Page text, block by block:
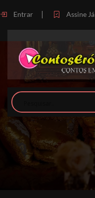
Entrar | Assine Já